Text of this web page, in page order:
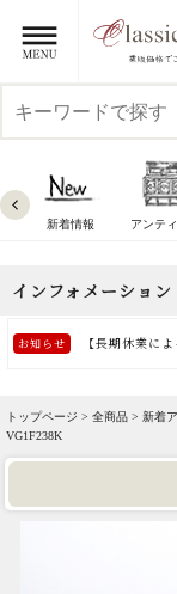
新着情報 アンテ
トップページ > 全商品 > 新着
VG1F238K